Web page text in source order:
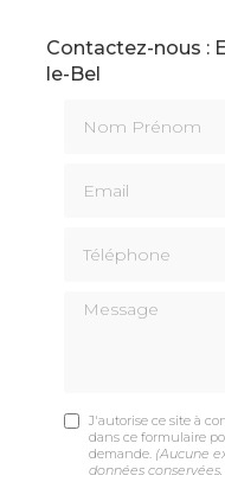
Contactez-nous :
le-Bel
Message
J'autorise ce site à
dans ce formulaire
demande. (Aucune
données